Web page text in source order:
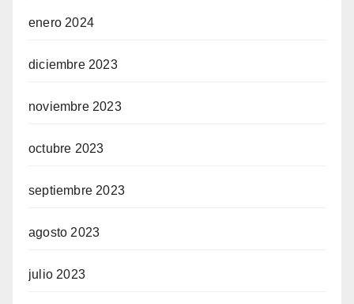
enero 2024
diciembre 2023
noviembre 2023
octubre 2023
septiembre 2023
agosto 2023
julio 2023